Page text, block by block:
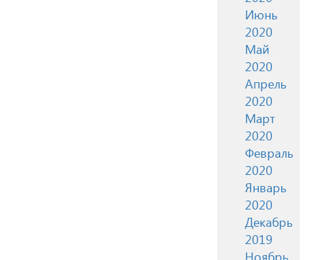
Июнь
2020
Май
2020
Апрель
2020
Март
2020
Февраль
2020
Январь
2020
Декабрь
2019
Ноябрь